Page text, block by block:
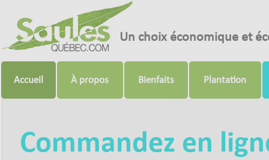
Un choix économique et
Accueil À propos Bienfaits Plantation
Commandez en